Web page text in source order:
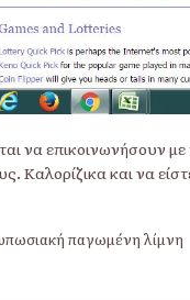
να επικοινωνήσουν
Καλορίζικα και να
παγωμένη λίμνη